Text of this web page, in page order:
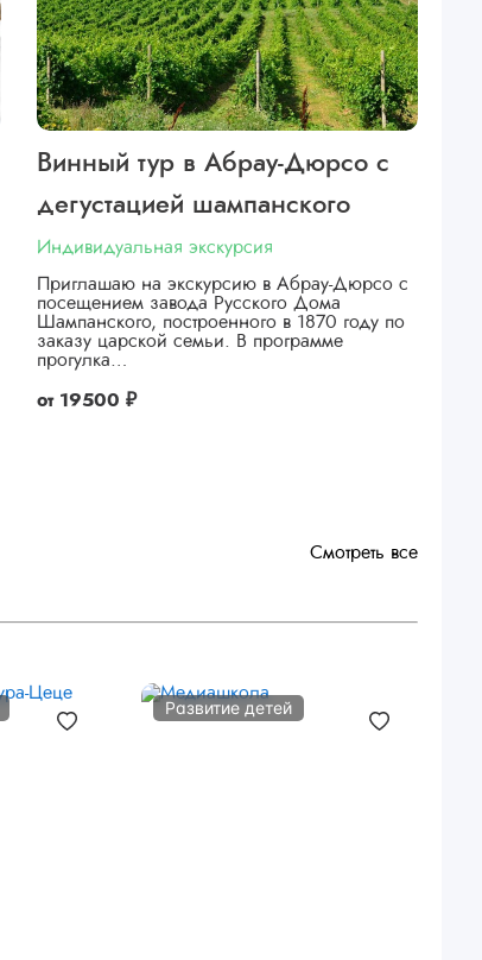
Винный тур в Абрау-Дюрсо с
дегустацией шампанского
Индивидуальная экскурсия
Приглашаю на экскурсию в Абрау-Дюрсо с
посещением завода Русского Дома
Шампанского, построенного в 1870 году по
заказу царской семьи. В программе
прогулка…
от 19500 ₽
Смотреть все
Развитие детей